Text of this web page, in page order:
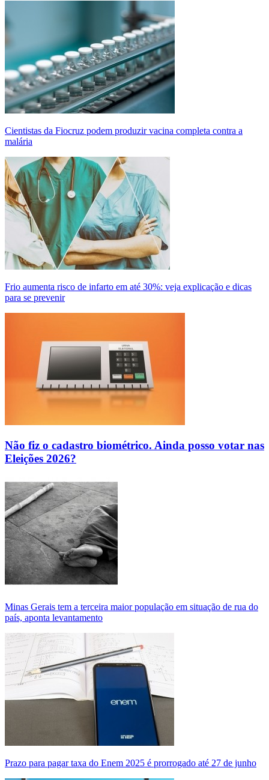
Cientistas da Fiocruz podem produzir vacina completa contra a
malária
Frio aumenta risco de infarto em até 30%: veja explicação e dicas
para se prevenir
Não fiz o cadastro biométrico. Ainda posso votar nas
Eleições 2026?
Minas Gerais tem a terceira maior população em situação de rua do
país, aponta levantamento
Prazo para pagar taxa do Enem 2025 é prorrogado até 27 de junho